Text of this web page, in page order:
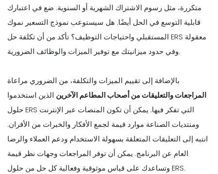
متكررة، مثل رسوم الاشتراك الشهرية أو السنوية. ضع في اعتبارك
قابلية التوسع في الحل أيضًا. هل سيستوعب نموذج التسعير نموك
المستقبلي واحتياجات التوظيف؟ تأكد من أن تكلفة حل ERS معقولة
وفي حدود ميزانيتك مع توفير الميزات والوظائف الضرورية.
بالإضافة إلى تقييم الميزات والتكلفة، من الضروري مراعاة
المراجعات والتعليقات من أصحاب المطاعم الآخرين الذين استخدموا
حلول ERS التي تفكر فيها. يمكن أن تكون المنصات عبر الإنترنت
ومنتديات الصناعة موارد قيمة لجمع الأفكار والخبرات من الأقران.
انتبه إلى التعليقات المتعلقة بسهولة الاستخدام ودعم العملاء والرضا
العام عن البرنامج. يمكن أن توفر المراجعات وجهات نظر قيمة
وتساعدك على قياس موثوقية وفعالية كل حل من حلول ERS.